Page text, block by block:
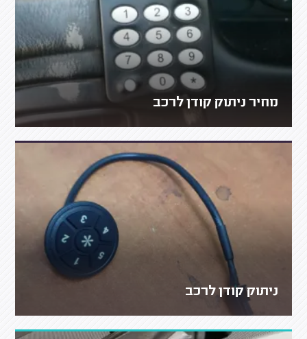
מחיר ניתוק קודן לרכב
ניתוק קודן לרכב